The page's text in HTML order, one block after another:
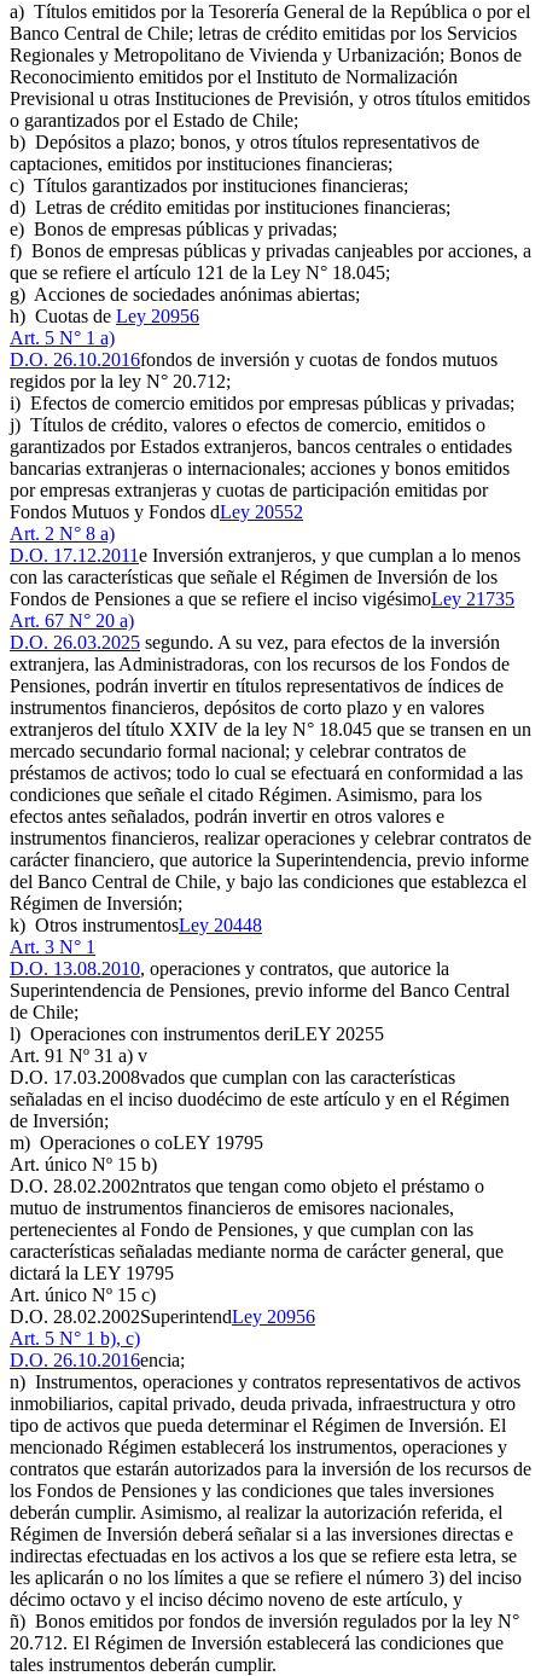
a) Títulos emitidos por la Tesorería General de la República o por el
Banco Central de Chile; letras de crédito emitidas por los Servicios
Regionales y Metropolitano de Vivienda y Urbanización; Bonos de
Reconocimiento emitidos por el Instituto de Normalización
Previsional u otras Instituciones de Previsión, y otros títulos emitidos
o garantizados por el Estado de Chile;
b) Depósitos a plazo; bonos, y otros títulos representativos de
captaciones, emitidos por instituciones financieras;
c) Títulos garantizados por instituciones financieras;
d) Letras de crédito emitidas por instituciones financieras;
e) Bonos de empresas públicas y privadas;
f) Bonos de empresas públicas y privadas canjeables por acciones, a
que se refiere el artículo 121 de la Ley N° 18.045;
g) Acciones de sociedades anónimas abiertas;
h) Cuotas de Ley 20956
Art. 5 N° 1 a)
D.O. 26.10.2016fondos de inversión y cuotas de fondos mutuos
regidos por la ley N° 20.712;
i) Efectos de comercio emitidos por empresas públicas y privadas;
j) Títulos de crédito, valores o efectos de comercio, emitidos o
garantizados por Estados extranjeros, bancos centrales o entidades
bancarias extranjeras o internacionales; acciones y bonos emitidos
por empresas extranjeras y cuotas de participación emitidas por
Fondos Mutuos y Fondos dLey 20552
Art. 2 N° 8 a)
D.O. 17.12.2011e Inversión extranjeros, y que cumplan a lo menos
con las características que señale el Régimen de Inversión de los
Fondos de Pensiones a que se refiere el inciso vigésimoLey 21735
Art. 67 N° 20 a)
D.O. 26.03.2025 segundo. A su vez, para efectos de la inversión
extranjera, las Administradoras, con los recursos de los Fondos de
Pensiones, podrán invertir en títulos representativos de índices de
instrumentos financieros, depósitos de corto plazo y en valores
extranjeros del título XXIV de la ley N° 18.045 que se transen en un
mercado secundario formal nacional; y celebrar contratos de
préstamos de activos; todo lo cual se efectuará en conformidad a las
condiciones que señale el citado Régimen. Asimismo, para los
efectos antes señalados, podrán invertir en otros valores e
instrumentos financieros, realizar operaciones y celebrar contratos de
carácter financiero, que autorice la Superintendencia, previo informe
del Banco Central de Chile, y bajo las condiciones que establezca el
Régimen de Inversión;
k) Otros instrumentosLey 20448
Art. 3 N° 1
D.O. 13.08.2010, operaciones y contratos, que autorice la
Superintendencia de Pensiones, previo informe del Banco Central
de Chile;
l) Operaciones con instrumentos deriLEY 20255
Art. 91 Nº 31 a) v
D.O. 17.03.2008vados que cumplan con las características
señaladas en el inciso duodécimo de este artículo y en el Régimen
de Inversión;
m) Operaciones o coLEY 19795
Art. único Nº 15 b)
D.O. 28.02.2002ntratos que tengan como objeto el préstamo o
mutuo de instrumentos financieros de emisores nacionales,
pertenecientes al Fondo de Pensiones, y que cumplan con las
características señaladas mediante norma de carácter general, que
dictará la LEY 19795
Art. único Nº 15 c)
D.O. 28.02.2002SuperintendLey 20956
Art. 5 N° 1 b), c)
D.O. 26.10.2016encia;
n) Instrumentos, operaciones y contratos representativos de activos
inmobiliarios, capital privado, deuda privada, infraestructura y otro
tipo de activos que pueda determinar el Régimen de Inversión. El
mencionado Régimen establecerá los instrumentos, operaciones y
contratos que estarán autorizados para la inversión de los recursos de
los Fondos de Pensiones y las condiciones que tales inversiones
deberán cumplir. Asimismo, al realizar la autorización referida, el
Régimen de Inversión deberá señalar si a las inversiones directas e
indirectas efectuadas en los activos a los que se refiere esta letra, se
les aplicarán o no los límites a que se refiere el número 3) del inciso
décimo octavo y el inciso décimo noveno de este artículo, y
ñ) Bonos emitidos por fondos de inversión regulados por la ley N°
20.712. El Régimen de Inversión establecerá las condiciones que
tales instrumentos deberán cumplir.